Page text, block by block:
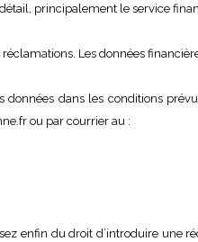
principalement le service
Les données
données dans les conditions
ou par courrier au :
enfin du droit d’introduire une